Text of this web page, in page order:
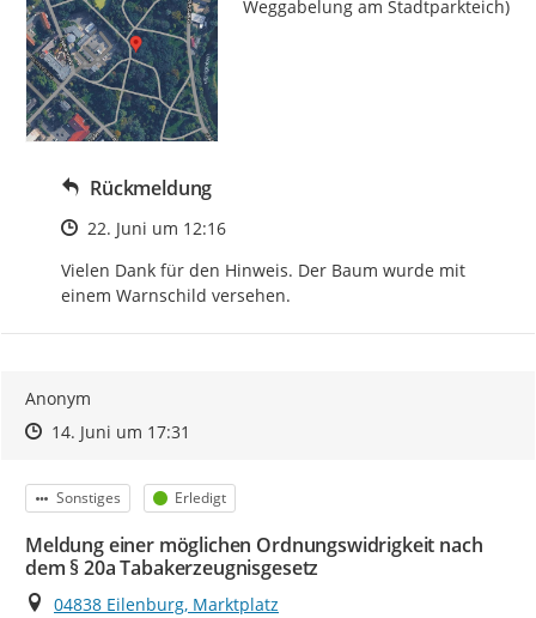
Weggabelung am Stadtparkteich)
Rückmeldung
Zeitpunkt des Erstellens
22. Juni um 12:16
Vielen Dank für den Hinweis. Der Baum wurde mit
einem Warnschild versehen.
Anonym
Zeitpunkt des Erstellens
Zeitpunkt des Erstellens
14. Juni um 17:31
Kategorie
Sonstiges Status
Erledigt
Meldung einer möglichen Ordnungswidrigkeit nach
dem § 20a Tabakerzeugnisgesetz
Ort
04838 Eilenburg, Marktplatz